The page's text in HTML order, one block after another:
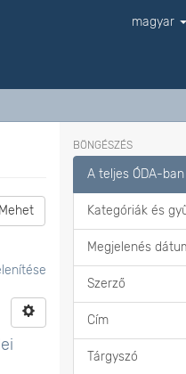
magyar
Mehet
BÖNGÉSZÉS
A teljes ÓDA-ban
Kategóriák és
Megjelenés
Szerző
Cím
Tárgyszó